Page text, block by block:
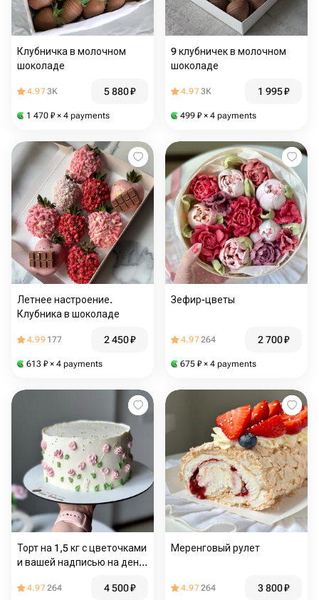
Клубничка в молочном
шоколаде
4.973K 5 880₽
1 470 ₽ × 4 payments
9 клубничек в молочном
шоколаде
4.973K 1 995₽
499 ₽ × 4 payments
Летнее настроение.
Клубника в шоколаде
4.99 177 2 450₽
613 ₽ × 4 payments
Зефир-цветы
4.97264 2 700₽
675 ₽ × 4 payments
Торт на 1,5 кг с цветочками
и вашей надписью на день
4.97264 4 500₽
Меренговый рулет
4.97264 3 800₽